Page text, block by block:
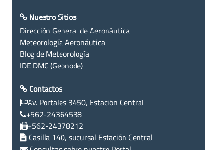
Nuestro Sitios
Dirección General de Aeronáutica
Meteorología Aeronáutica
Blog de Meteorología
IDE DMC (Geonode)
Contactos
Av. Portales 3450, Estación Central
+562-24364538
+562-24378212
Casilla 140, sucursal Estación Central